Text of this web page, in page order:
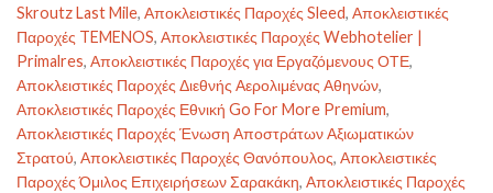
Skroutz Last Mile, Αποκλειστικές Παροχές Sleed, Αποκλειστικές
Παροχές TEMENOS, Αποκλειστικές Παροχές Webhotelier |
Primalres, Αποκλειστικές Παροχές για Εργαζόμενους ΟΤΕ,
Αποκλειστικές Παροχές Διεθνής Αερολιμένας Αθηνών,
Αποκλειστικές Παροχές Εθνική Go For More Premium,
Αποκλειστικές Παροχές Ένωση Αποστράτων Αξιωματικών
Στρατού, Αποκλειστικές Παροχές Θανόπουλος, Αποκλειστικές
Παροχές Όμιλος Επιχειρήσεων Σαρακάκη, Αποκλειστικές Παροχές